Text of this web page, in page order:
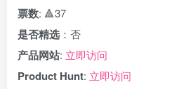
票数: 🔺37
是否精选 ：否
产品网站: 立即访问
Product Hunt: 立即访问